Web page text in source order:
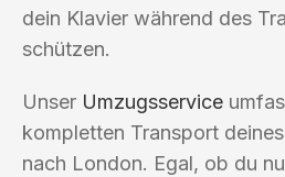
dein Klavier während des
schützen.
Unser Umzugsservice
kompletten Transport
nach London. Egal, ob du